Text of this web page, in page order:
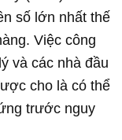
số lớn nhất thế
Việc công
và các nhà đầu
cho là có thể
trước nguy